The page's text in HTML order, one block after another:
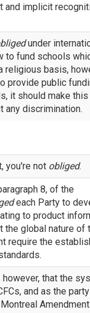
and implicit
under
to fund schools
religious basis,
provide public
it should make
any discrimination.
you're not obliged.
8, of the
each Party to
to product
the global nature of
require the
that the
and as the